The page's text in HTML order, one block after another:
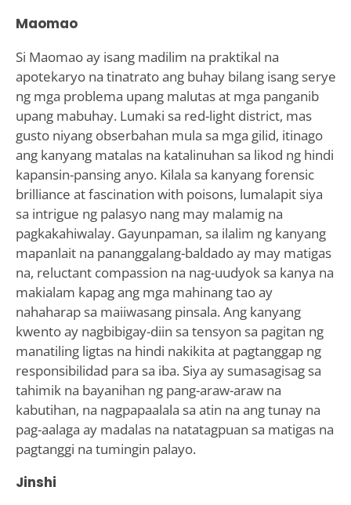
Maomao
Si Maomao ay isang madilim na praktikal na
apotekaryo na tinatrato ang buhay bilang isang serye
ng mga problema upang malutas at mga panganib
upang mabuhay. Lumaki sa red-light district, mas
gusto niyang obserbahan mula sa mga gilid, itinago
ang kanyang matalas na katalinuhan sa likod ng hindi
kapansin-pansing anyo. Kilala sa kanyang forensic
brilliance at fascination with poisons, lumalapit siya
sa intrigue ng palasyo nang may malamig na
pagkakahiwalay. Gayunpaman, sa ilalim ng kanyang
mapanlait na pananggalang-baldado ay may matigas
na, reluctant compassion na nag-uudyok sa kanya na
makialam kapag ang mga mahinang tao ay
nahaharap sa maiiwasang pinsala. Ang kanyang
kwento ay nagbibigay-diin sa tensyon sa pagitan ng
manatiling ligtas na hindi nakikita at pagtanggap ng
responsibilidad para sa iba. Siya ay sumasagisag sa
tahimik na bayanihan ng pang-araw-araw na
kabutihan, na nagpapaalala sa atin na ang tunay na
pag-aalaga ay madalas na natatagpuan sa matigas na
pagtanggi na tumingin palayo.
Jinshi